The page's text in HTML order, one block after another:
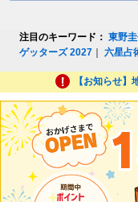
注目のキーワード： 東野
ゲッターズ 2027 ｜六星占
【お知らせ